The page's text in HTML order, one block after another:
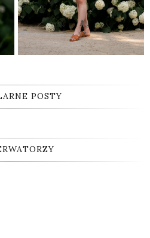
POSTY